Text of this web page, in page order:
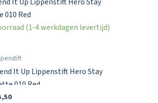
(1-4 werkdagen levertijd)
It Up Lippenstift Hero Stay
010 Red